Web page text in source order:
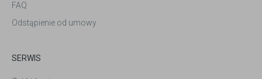
FAQ
Odstąpienie od umowy
SERWIS